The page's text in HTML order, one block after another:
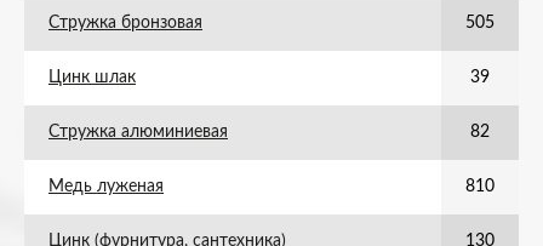
Стружка бронзовая 505
Цинк шлак 39
Стружка алюминиевая 82
Медь луженая 810
Цинк (фурнитура, сантехника) 130